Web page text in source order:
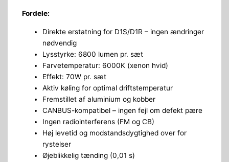
Fordele:
Direkte erstatning for D1S/D1R – ingen ændringer
nødvendig
Lysstyrke: 6800 lumen pr. sæt
Farvetemperatur: 6000K (xenon hvid)
Effekt: 70W pr. sæt
Aktiv køling for optimal driftstemperatur
Fremstillet af aluminium og kobber
CANBUS-kompatibel – ingen fejl om defekt pære
Ingen radiointerferens (FM og CB)
Høj levetid og modstandsdygtighed over for
rystelser
Øjeblikkelig tænding (0,01 s)